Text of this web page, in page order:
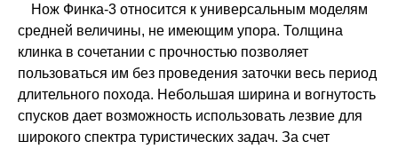
Нож Финка-3 относится к универсальным моделям
средней величины, не имеющим упора. Толщина
клинка в сочетании с прочностью позволяет
пользоваться им без проведения заточки весь период
длительного похода. Небольшая ширина и вогнутость
спусков дает возможность использовать лезвие для
широкого спектра туристических задач. За счет